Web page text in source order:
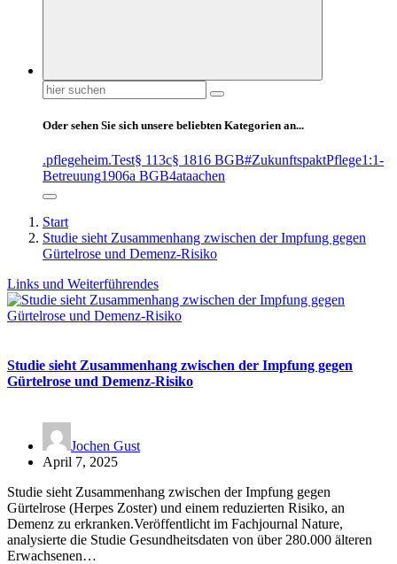
Suchen
nach:
Oder sehen Sie sich unsere beliebten Kategorien an...
.pflegeheim.Test§ 113c§ 1816 BGB#ZukunftspaktPflege1:1-
Betreuung1906a BGB4ataachen
Start
Studie sieht Zusammenhang zwischen der Impfung gegen
Gürtelrose und Demenz-Risiko
Links und Weiterführendes
Studie sieht Zusammenhang zwischen der Impfung gegen
Gürtelrose und Demenz-Risiko
Jochen Gust
April 7, 2025
Studie sieht Zusammenhang zwischen der Impfung gegen
Gürtelrose (Herpes Zoster) und einem reduzierten Risiko, an
Demenz zu erkranken.Veröffentlicht im Fachjournal Nature,
analysierte die Studie Gesundheitsdaten von über 280.000 älteren
Erwachsenen…